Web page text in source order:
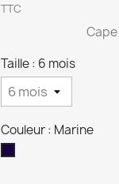
TTC
Taille : 6 mois
Couleur : Marine